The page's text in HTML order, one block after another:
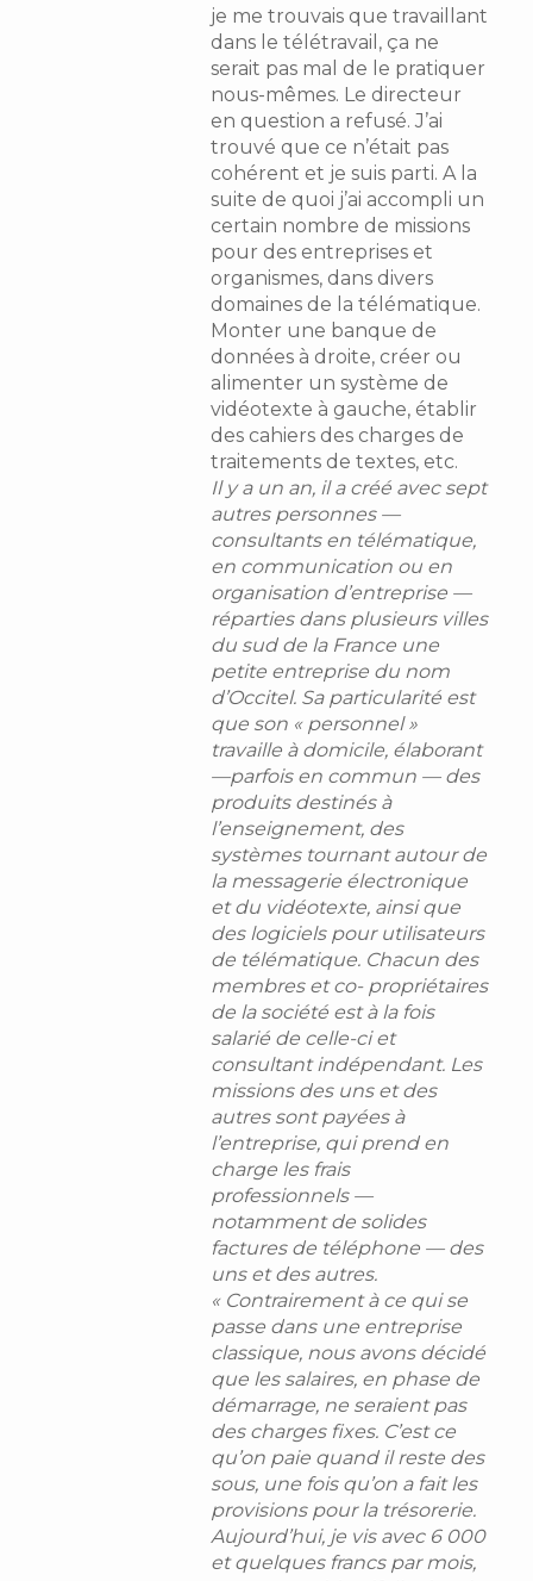
je me trouvais que travaillant
dans le télétravail, ça ne
serait pas mal de le pratiquer
nous-mêmes. Le directeur
en question a refusé. J’ai
trouvé que ce n’était pas
cohérent et je suis parti. A la
suite de quoi j’ai accompli un
certain nombre de missions
pour des entreprises et
organismes, dans divers
domaines de la télématique.
Monter une banque de
données à droite, créer ou
alimenter un système de
vidéotexte à gauche, établir
des cahiers des charges de
traitements de textes, etc.
Il y a un an, il a créé avec sept
autres personnes —
consultants en télématique,
en communication ou en
organisation d’entreprise —
réparties dans plusieurs villes
du sud de la France une
petite entreprise du nom
d’Occitel. Sa particularité est
que son « personnel »
travaille à domicile, élaborant
—parfois en commun — des
produits destinés à
l’enseignement, des
systèmes tournant autour de
la messagerie électronique
et du vidéotexte, ainsi que
des logiciels pour utilisateurs
de télématique. Chacun des
membres et co- propriétaires
de la société est à la fois
salarié de celle-ci et
consultant indépendant. Les
missions des uns et des
autres sont payées à
l’entreprise, qui prend en
charge les frais
professionnels —
notamment de solides
factures de téléphone — des
uns et des autres.
« Contrairement à ce qui se
passe dans une entreprise
classique, nous avons décidé
que les salaires, en phase de
démarrage, ne seraient pas
des charges fixes. C’est ce
qu’on paie quand il reste des
sous, une fois qu’on a fait les
provisions pour la trésorerie.
Aujourd’hui, je vis avec 6 000
et quelques francs par mois,